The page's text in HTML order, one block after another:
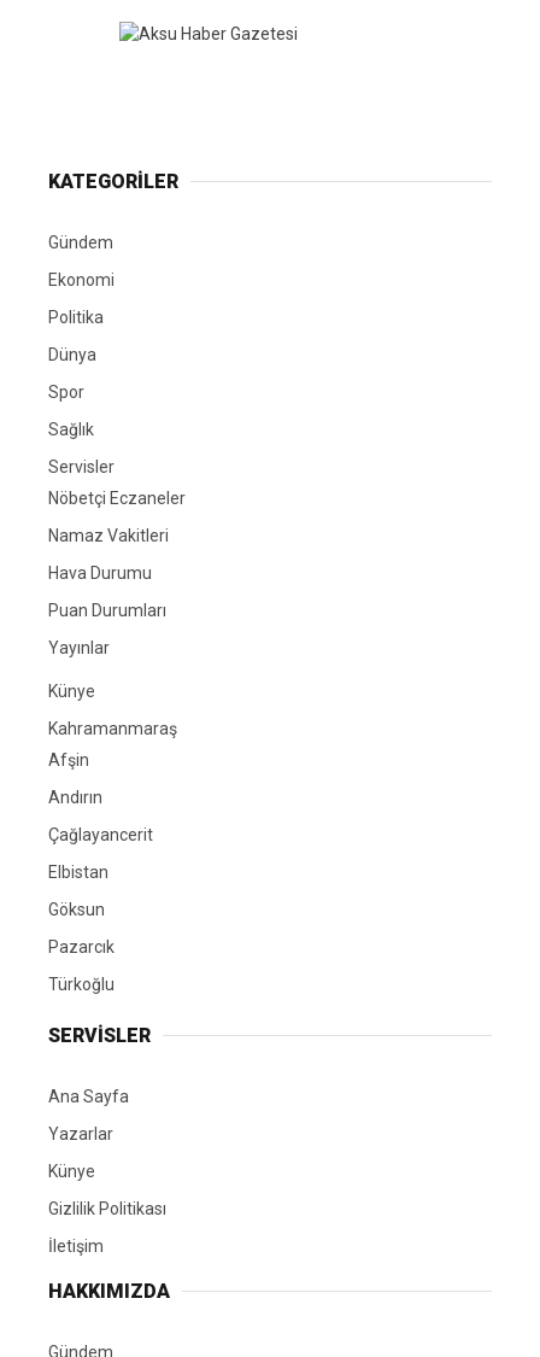
KATEGORİLER
Gündem
Ekonomi
Politika
Dünya
Spor
Sağlık
Servisler
Nöbetçi Eczaneler
Namaz Vakitleri
Hava Durumu
Puan Durumları
Yayınlar
Künye
Kahramanmaraş
Afşin
Andırın
Çağlayancerit
Elbistan
Göksun
Pazarcık
Türkoğlu
SERVİSLER
Ana Sayfa
Yazarlar
Künye
Gizlilik Politikası
İletişim
HAKKIMIZDA
Gündem